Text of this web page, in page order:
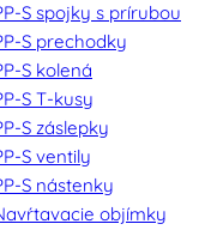
S spojky s prírubou
S prechodky
S kolená
S T-kusy
S záslepky
S ventily
S nástenky
objímky